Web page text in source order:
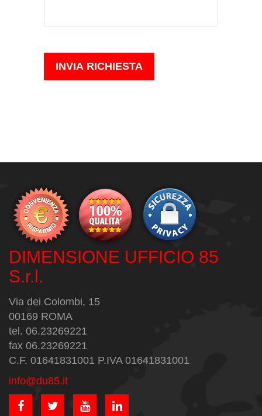
DIMENSIONE UFFICIO 85
S.r.l.
Via dei Colombi, 15
00169 ROMA
tel. 06.23269221
fax 06.23269221
C.F. 01641831001 P.IVA 01641831001
info@du85.it